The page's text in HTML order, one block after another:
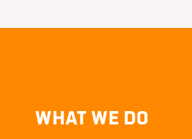
What We Do